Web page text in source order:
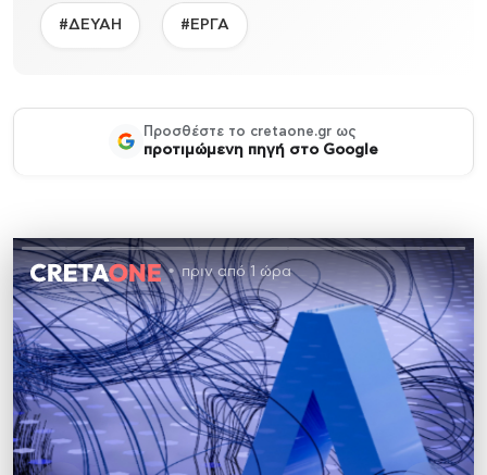
#ΔΕΥΑΗ #ΕΡΓΑ
Προσθέστε το cretaone.gr ως
προτιμώμενη πηγή στο Google
πριν από 1 ώρα